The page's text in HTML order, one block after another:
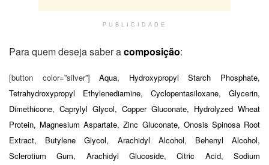
PUBLICIDADE
Para quem deseja saber acomposição:
[button color=”silver”] Aqua, Hydroxypropyl Starch Phosphate,
Tetrahydroxypropyl Ethylenediamine, Cyclopentasiloxane, Glycerin,
Dimethicone, Caprylyl Glycol, Copper Gluconate, Hydrolyzed Wheat
Protein, Magnesium Aspartate, Zinc Gluconate, Onosis Spinosa Root
Extract, Butylene Glycol, Arachidyl Alcohol, Behenyl Alcohol,
Sclerotium Gum, Arachidyl Glucoside, Citric Acid, Sodium